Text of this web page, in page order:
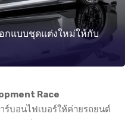
กแบบชุดแต่งใหม่ให้กับ
Race
ร์บอนไฟเบอร์ให้ค่ายรถยนต์